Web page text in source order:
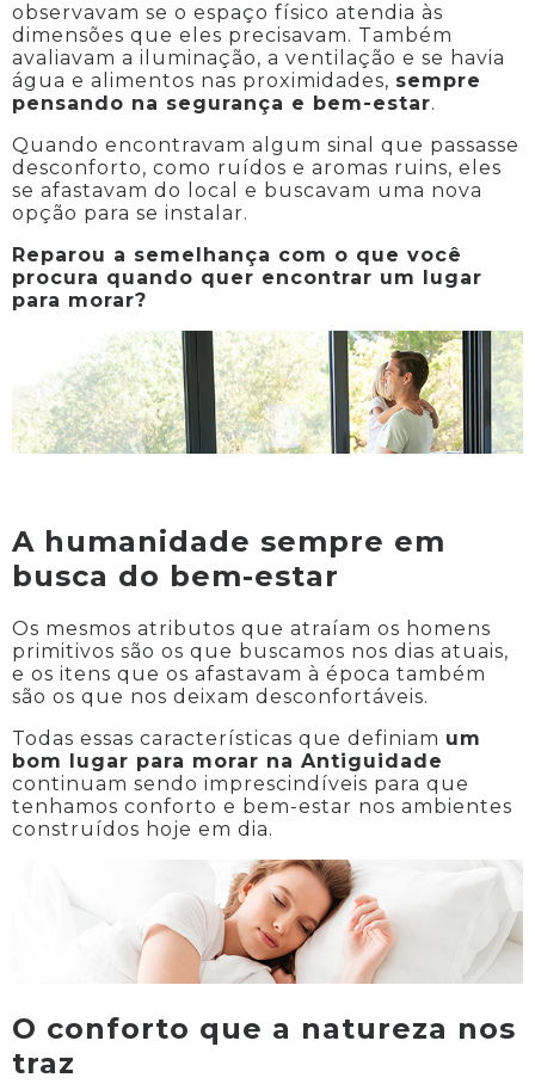
observavam se o espaço físico atendia às
dimensões que eles precisavam. Também
avaliavam a iluminação, a ventilação e se havia
água e alimentos nas proximidades, sempre
pensando na segurança e bem-estar.
Quando encontravam algum sinal que passasse
desconforto, como ruídos e aromas ruins, eles
se afastavam do local e buscavam uma nova
opção para se instalar.
Reparou a semelhança com o que você
procura quando quer encontrar um lugar
para morar?
A humanidade sempre em
busca do bem-estar
Os mesmos atributos que atraíam os homens
primitivos são os que buscamos nos dias atuais,
e os itens que os afastavam à época também
são os que nos deixam desconfortáveis.
Todas essas características que definiam um
bom lugar para morar na Antiguidade
continuam sendo imprescindíveis para que
tenhamos conforto e bem-estar nos ambientes
construídos hoje em dia.
O conforto que a natureza nos
traz